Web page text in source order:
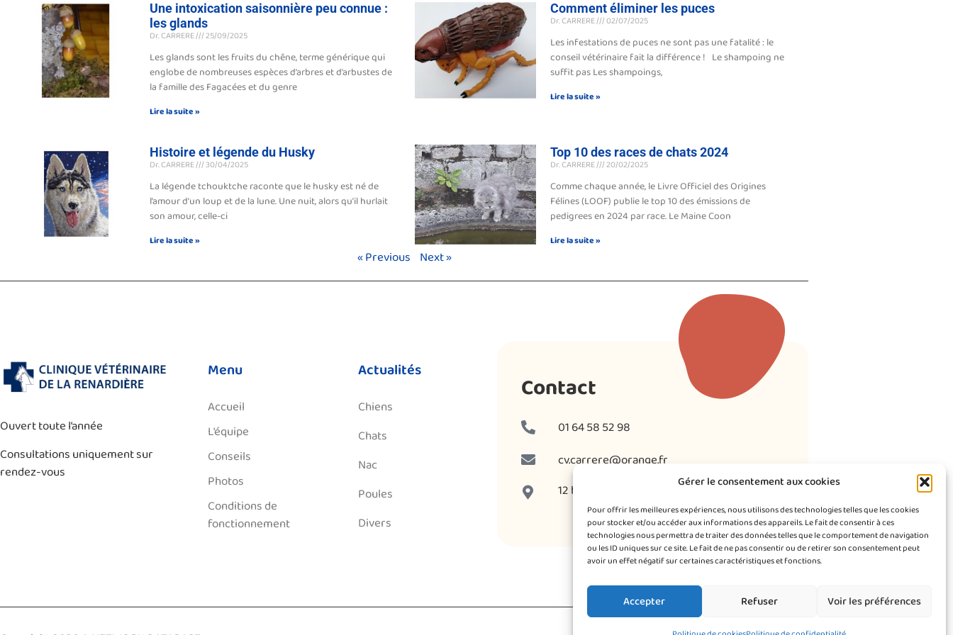
Gérer le consentement aux cookies
Pour offrir les meilleures expériences, nous utilisons des technologies telles que les cookies
pour stocker et/ou accéder aux informations des appareils. Le fait de consentir à ces
technologies nous permettra de traiter des données telles que le comportement de navigation
ou les ID uniques sur ce site. Le fait de ne pas consentir ou de retirer son consentement peut
avoir un effet négatif sur certaines caractéristiques et fonctions.
Accepter Refuser Voir les préférences
Une intoxication saisonnière peu connue :
les glands
Dr. CARRERE 25/09/2025
Les glands sont les fruits du chêne, terme générique qui
englobe de nombreuses espèces d’arbres et d’arbustes de
la famille des Fagacées et du genre
Lire la suite »
Comment éliminer les puces
Dr. CARRERE 02/07/2025
Les infestations de puces ne sont pas une fatalité : le
conseil vétérinaire fait la différence ! Le shampoing ne
suffit pas Les shampoings,
Lire la suite »
Histoire et légende du Husky
Dr. CARRERE 30/04/2025
La légende tchouktche raconte que le husky est né de
l’amour d’un loup et de la lune. Une nuit, alors qu’il hurlait
son amour, celle-ci
Lire la suite »
Top 10 des races de chats 2024
Dr. CARRERE 20/02/2025
Comme chaque année, le Livre Officiel des Origines
Félines (LOOF) publie le top 10 des émissions de
pedigrees en 2024 par race. Le Maine Coon
Lire la suite »
« Previous Next »
Ouvert toute l’année
Consultations uniquement sur
rendez-vous
Menu
Accueil
L'équipe
Conseils
Photos
Conditions de
fonctionnement
Actualités
Chiens
Chats
Nac
Poules
Divers
Contact
01 64 58 52 98
cv.carrere@orange.fr
12 bis route d'Arpajon 91650 Breuillet
politique de confidentialité